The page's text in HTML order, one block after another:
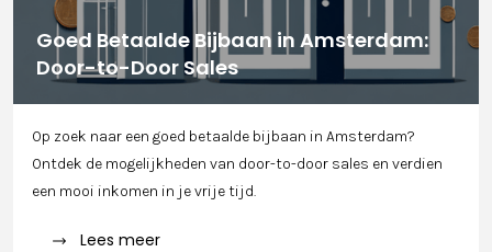
Goed Betaalde Bijbaan in Amsterdam:
Door-to-Door Sales
Op zoek naar een goed betaalde bijbaan in Amsterdam?
Ontdek de mogelijkheden van door-to-door sales en verdien
een mooi inkomen in je vrije tijd.
Lees meer